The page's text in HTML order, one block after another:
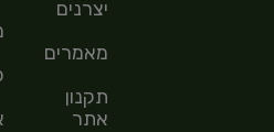
יצרנים
מאמרים
תקנון
אתר